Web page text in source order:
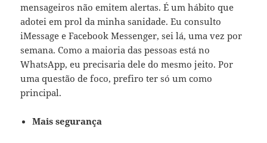
mensageiros não emitem alertas. É um hábito que
adotei em prol da minha sanidade. Eu consulto
iMessage e Facebook Messenger, sei lá, uma vez por
semana. Como a maioria das pessoas está no
WhatsApp, eu precisaria dele do mesmo jeito. Por
uma questão de foco, prefiro ter só um como
principal.
Mais segurança